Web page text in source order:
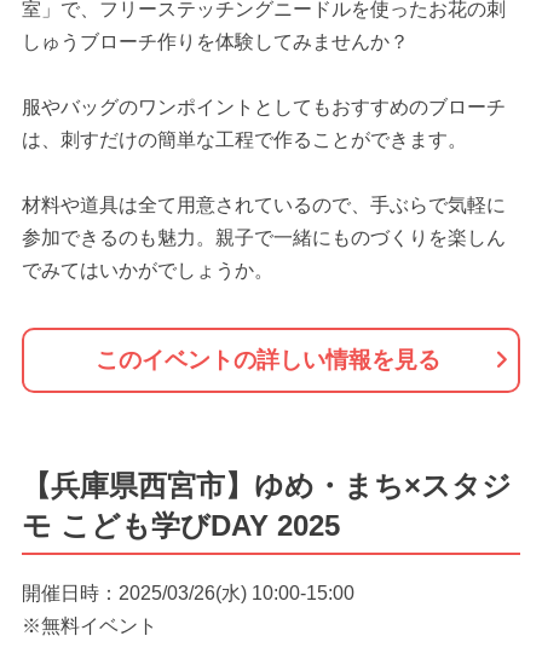
室」で、フリーステッチングニードルを使ったお花の刺
しゅうブローチ作りを体験してみませんか？
服やバッグのワンポイントとしてもおすすめのブローチ
は、刺すだけの簡単な工程で作ることができます。
材料や道具は全て用意されているので、手ぶらで気軽に
参加できるのも魅力。親子で一緒にものづくりを楽しん
でみてはいかがでしょうか。
このイベントの詳しい情報を見る
【兵庫県西宮市】ゆめ・まち×スタジ
モ こども学びDAY 2025
開催日時：2025/03/26(水) 10:00-15:00
※無料イベント